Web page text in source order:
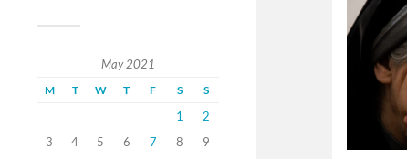
May 2021
M T W T F S S
1
2
3
4 5 6 7 8
9